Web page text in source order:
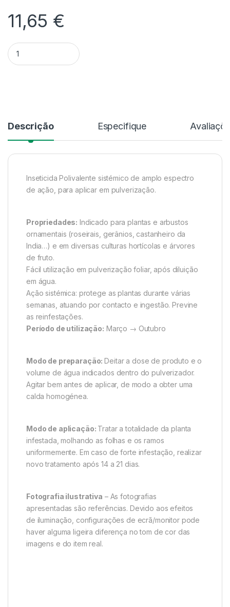
11,65 €
Quantidade Polysect Ultra SL | 100 Ml
Descrição Especifique
Inseticida Polivalente sistémico de amplo espectro
de ação, para aplicar em pulverização.
Propriedades: Indicado para plantas e arbustos
ornamentais (roseirais, gerânios, castanheiro da
India…) e em diversas culturas hortícolas e árvores
de fruto.
Fácil utilização em pulverização foliar, após diluição
em água.
Ação sistémica: protege as plantas durante várias
semanas, atuando por contacto e ingestão. Previne
as reinfestações.
Período de utilização: Março → Outubro
Modo de preparação:Deitar a dose de produto e o
volume de água indicados dentro do pulverizador.
Agitar bem antes de aplicar, de modo a obter uma
calda homogénea.
Modo de aplicação: Tratar a totalidade da planta
infestada, molhando as folhas e os ramos
uniformemente. Em caso de forte infestação, realizar
novo tratamento após 14 a 21 dias.
Fotografia ilustrativa – As fotografias
apresentadas são referências. Devido aos efeitos
de iluminação, configurações de ecrã/monitor pode
haver alguma ligeira diferença no tom de cor das
imagens e do item real.